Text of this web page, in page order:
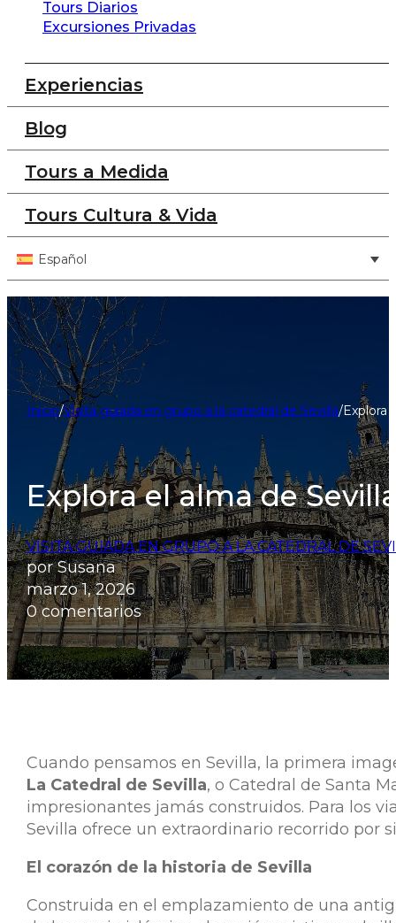
Tours Diarios
Excursiones Privadas
Experiencias
Blog
Tours a Medida
Tours Cultura & Vida
Español
Inicio/Visita guiada en grupo a la catedral de Sevilla/Explora
Explora el alma de
VISITA GUIADA EN GRUPO A LA CATEDRAL DE
por Susana
marzo 1, 2026
0 comentarios
Cuando pensamos en Sevilla, la primera
La Catedral de Sevilla, o Catedral de Santa
impresionantes jamás construidos. Para los
Sevilla ofrece un extraordinario recorrido por
El corazón de la historia de Sevilla
Construida en el emplazamiento de una